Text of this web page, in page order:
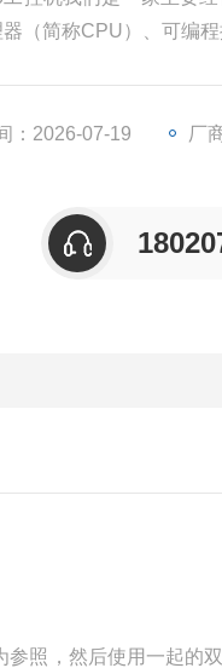
（简称CPU）、可编
：2026-07-19 厂
照，然后使用一起的